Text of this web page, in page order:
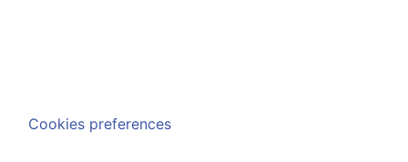
Cookies preferences